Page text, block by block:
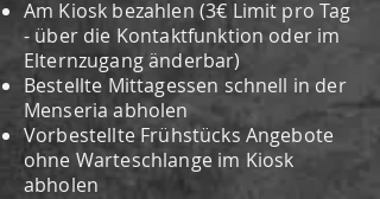
Am Kiosk bezahlen (3€ Limit pro Tag
- über die Kontaktfunktion oderim
Elternzugang änderbar)
Bestellte Mittagessen schnell in der
Menseria abholen
Vorbestellte Frühstücks Angebote
ohne Warteschlange im Kiosk
abholen